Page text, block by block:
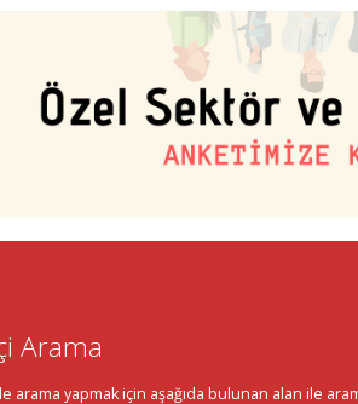
Arama
arama yapmak için aşağıda bulunan alan ile